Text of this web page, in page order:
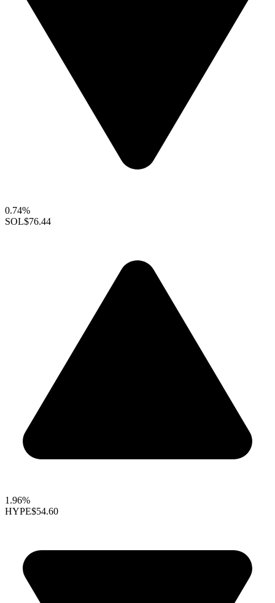
0.74%
SOL$76.44
1.96%
HYPE$54.60